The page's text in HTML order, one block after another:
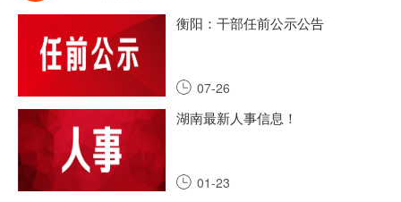
衡阳：干部任前公示公告
07-26
湖南最新人事信息！
01-23